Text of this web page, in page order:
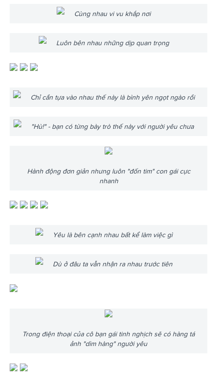
Cùng nhau vi vu khắp nơi
Luôn bên nhau những dịp quan trọng
Chỉ cần tựa vào nhau thế này là bình yên ngọt ngào rồi
"Hù!" - bạn có từng bày trò thế này với người yêu chưa
Hành động đơn giản nhưng luôn "đốn tim" con gái cực
nhanh
Yêu là bên cạnh nhau bất kể làm việc gì
Dù ở đâu ta vẫn nhận ra nhau trước tiên
Trong điện thoại của cô bạn gái tinh nghịch sẽ có hàng tá
ảnh "dìm hàng" người yêu